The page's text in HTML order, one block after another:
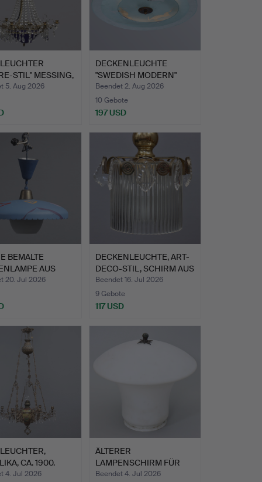
STIL" MESSING,
5. Aug 2026
DECKENLEUCHTE
"SWEDISH MODERN"
SCHEIBE AUS…
Beendet 2. Aug 2026
10 Gebote
197 USD
BEMALTE
AUS
MIT G…
20. Jul 2026
DECKENLEUCHTE, ART-
DECO-STIL, SCHIRM AUS
G…
Beendet 16. Jul 2026
9 Gebote
117 USD
CA. 1900.
4. Jul 2026
ÄLTERER
LAMPENSCHIRM FÜR
DECKENLAMPE, ART …
Beendet 4. Jul 2026